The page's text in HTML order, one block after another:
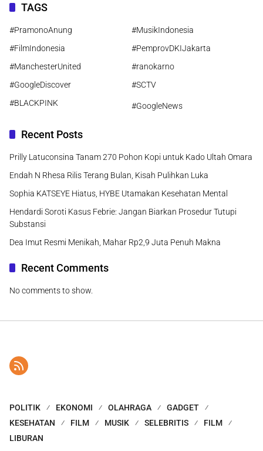
TAGS
#PramonoAnung
#MusikIndonesia
#FilmIndonesia
#PemprovDKIJakarta
#ManchesterUnited
#ranokarno
#GoogleDiscover
#SCTV
#BLACKPINK
#GoogleNews
Recent Posts
Prilly Latuconsina Tanam 270 Pohon Kopi untuk Kado Ultah Omara
Endah N Rhesa Rilis Terang Bulan, Kisah Pulihkan Luka
Sophia KATSEYE Hiatus, HYBE Utamakan Kesehatan Mental
Hendardi Soroti Kasus Febrie: Jangan Biarkan Prosedur Tutupi
Substansi
Dea Imut Resmi Menikah, Mahar Rp2,9 Juta Penuh Makna
Recent Comments
No comments to show.
POLITIK EKONOMI OLAHRAGA
GADGET
KESEHATAN
FILM MUSIK SELEBRITIS
FILM
LIBURAN